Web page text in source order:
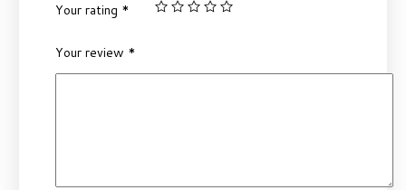
Your rating *
Your review *